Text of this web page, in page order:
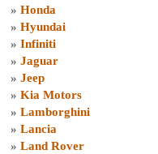
» Honda
» Hyundai
» Infiniti
» Jaguar
» Jeep
» Kia Motors
» Lamborghini
» Lancia
» Land Rover